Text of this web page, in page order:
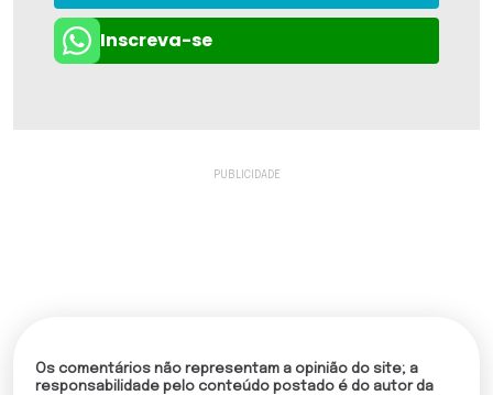
Inscreva-se
Os comentários não representam a opinião do site; a
responsabilidade pelo conteúdo postado é do autor da